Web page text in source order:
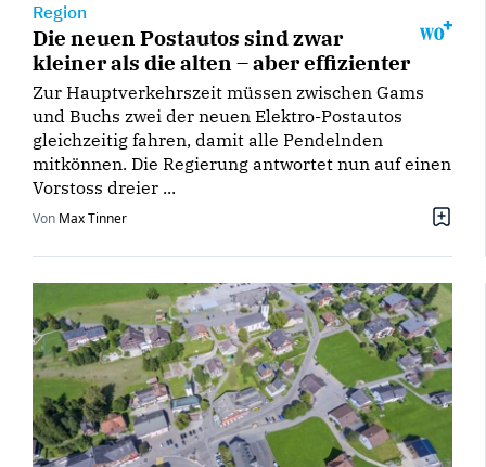
Region
Die neuen Postautos sind zwar
kleiner als die alten – aber effizienter
Zur Hauptverkehrszeit müssen zwischen Gams
und Buchs zwei der neuen Elektro-Postautos
gleichzeitig fahren, damit alle Pendelnden
mitkönnen. Die Regierung antwortet nun auf einen
Vorstoss dreier ...
Von Max Tinner